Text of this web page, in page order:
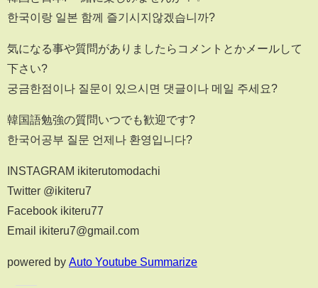
한국이랑 일본 함께 즐기시지않겠습니까?
気になる事や質問がありましたらコメントとかメールして
下さい?
궁금한점이나 질문이 있으시면 댓글이나 메일 주세요?
韓国語勉強の質問いつでも歓迎です?
한국어공부 질문 언제나 환영입니다?
INSTAGRAM ikiterutomodachi
Twitter @ikiteru7
Facebook ikiteru77
Email ikiteru7@gmail.com
powered by Auto Youtube Summarize